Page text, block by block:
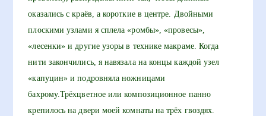
оказались с краёв, а короткие в центре. Двойными
плоскими узлами я сплела «ромбы», «провесы»,
«лесенки» и другие узоры в технике макраме. Когда
нити закончились, я навязала на концы каждой узел
«капуцин» и подровняла ножницами
бахрому.Трёхцветное или композиционное панно
крепилось на двери моей комнаты на трёх гвоздях.